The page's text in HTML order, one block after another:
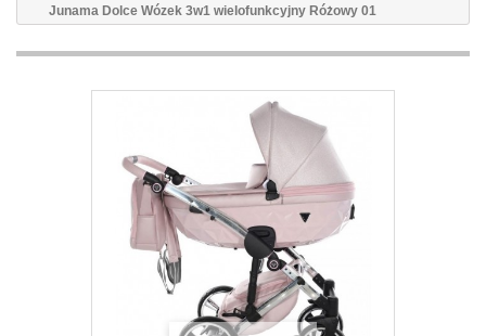
Junama Dolce Wózek 3w1 wielofunkcyjny Różowy 01